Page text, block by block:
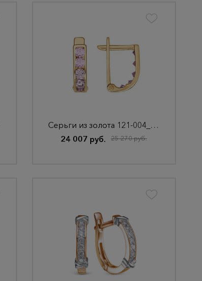
Серьги из золота 121-004_f-030
24 007 руб.
25 270 руб.